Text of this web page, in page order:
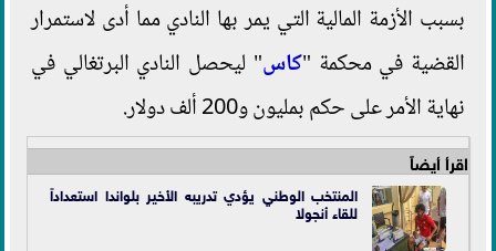
بسبب الأزمة المالية التي يمر بها النادي مما أدى لاستمرار
القضية في محكمة "كاس" ليحصل النادي البرتغالي في
نهاية الأمر على حكم بمليون و200 ألف دولار.
اقرأ أيضاً
المنتخب الوطني يؤدي تدريبه الأخير بلواندا استعداداً
للقاء أنجولا